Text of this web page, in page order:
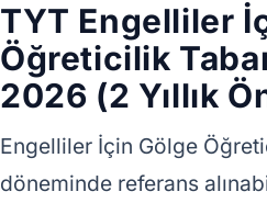
TYT Engelliler
Öğreticilik
2026 (2 Yıllık
Engelliler İçin Gölge
döneminde referans